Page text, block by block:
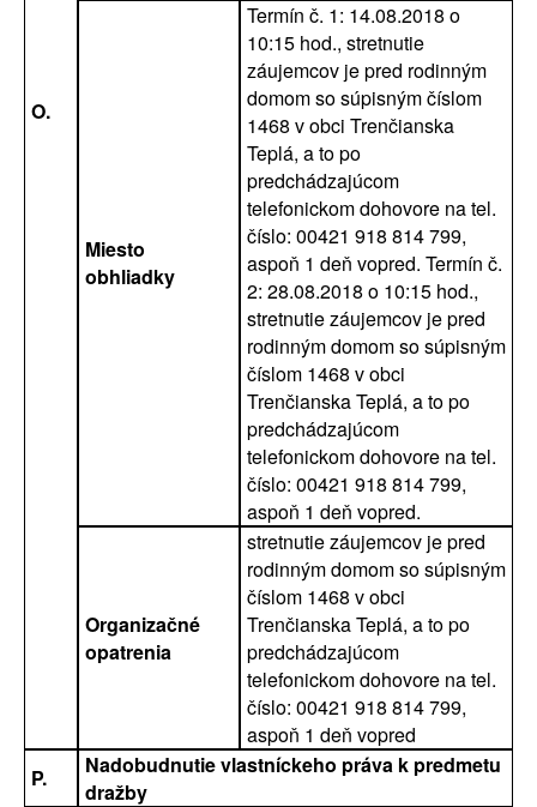
O.
Miesto
obhliadky
Termín č. 1: 14.08.2018 o
10:15 hod., stretnutie
záujemcov je pred rodinným
domom so súpisným číslom
1468 v obci Trenčianska
Teplá, a to po
predchádzajúcom
telefonickom dohovore na tel.
číslo: 00421 918 814 799,
aspoň 1 deň vopred. Termín č.
2: 28.08.2018 o 10:15 hod.,
stretnutie záujemcov je pred
rodinným domom so súpisným
číslom 1468 v obci
Trenčianska Teplá, a to po
predchádzajúcom
telefonickom dohovore na tel.
číslo: 00421 918 814 799,
aspoň 1 deň vopred.
Organizačné
opatrenia
stretnutie záujemcov je pred
rodinným domom so súpisným
číslom 1468 v obci
Trenčianska Teplá, a to po
predchádzajúcom
telefonickom dohovore na tel.
číslo: 00421 918 814 799,
aspoň 1 deň vopred
P.
Nadobudnutie vlastníckeho práva k predmetu
dražby